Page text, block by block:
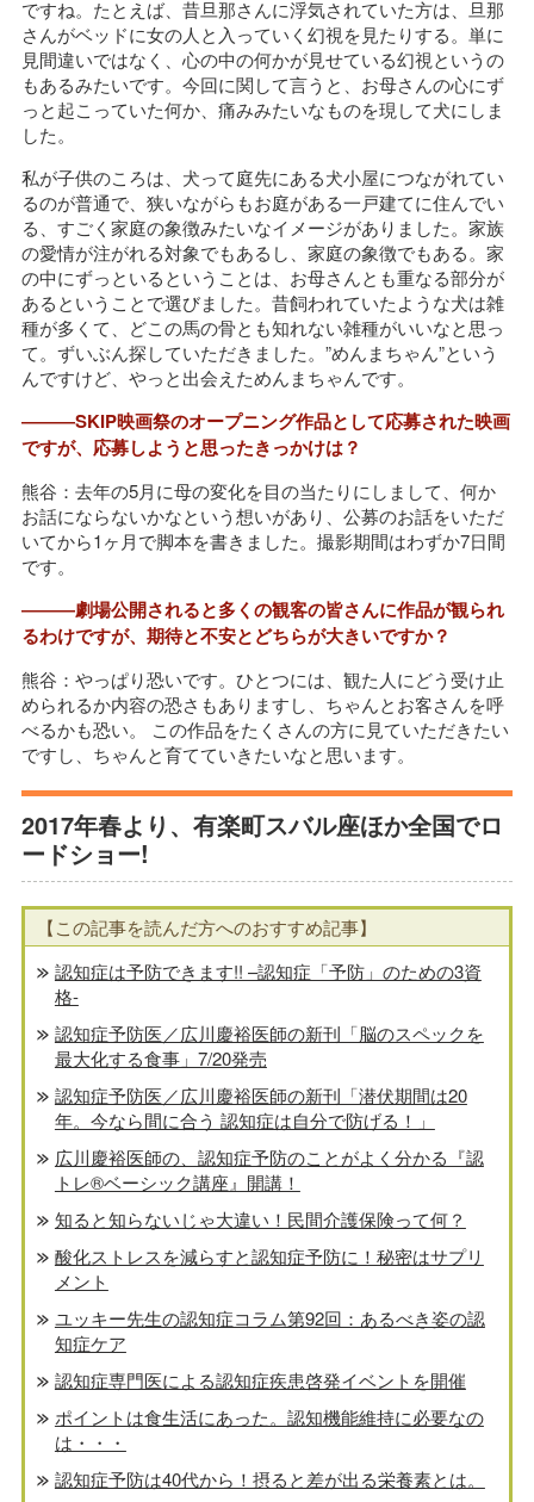
ですね。たとえば、昔旦那さんに浮気されていた方は、旦那
さんがベッドに女の人と入っていく幻視を見たりする。単に
見間違いではなく、心の中の何かが見せている幻視というの
もあるみたいです。今回に関して言うと、お母さんの心にず
っと起こっていた何か、痛みみたいなものを現して犬にしま
した。
私が子供のころは、犬って庭先にある犬小屋につながれてい
るのが普通で、狭いながらもお庭がある一戸建てに住んでい
る、すごく家庭の象徴みたいなイメージがありました。家族
の愛情が注がれる対象でもあるし、家庭の象徴でもある。家
の中にずっといるということは、お母さんとも重なる部分が
あるということで選びました。昔飼われていたような犬は雑
種が多くて、どこの馬の骨とも知れない雑種がいいなと思っ
て。ずいぶん探していただきました。”めんまちゃん”という
んですけど、やっと出会えためんまちゃんです。
―――SKIP映画祭のオープニング作品として応募された映画
ですが、応募しようと思ったきっかけは？
熊谷：去年の5月に母の変化を目の当たりにしまして、何か
お話にならないかなという想いがあり、公募のお話をいただ
いてから1ヶ月で脚本を書きました。撮影期間はわずか7日間
です。
―――劇場公開されると多くの観客の皆さんに作品が観られ
るわけですが、期待と不安とどちらが大きいですか？
熊谷：やっぱり恐いです。ひとつには、観た人にどう受け止
められるか内容の恐さもありますし、ちゃんとお客さんを呼
べるかも恐い。 この作品をたくさんの方に見ていただきたい
ですし、ちゃんと育てていきたいなと思います。
2017年春より、有楽町スバル座ほか全国でロ
ードショー!
【この記事を読んだ方へのおすすめ記事】
認知症は予防できます!! –認知症「予防」のための3資
格-
認知症予防医／広川慶裕医師の新刊「脳のスペックを
最大化する食事」7/20発売
認知症予防医／広川慶裕医師の新刊「潜伏期間は20
年。今なら間に合う 認知症は自分で防げる！」
広川慶裕医師の、認知症予防のことがよく分かる『認
トレ®️ベーシック講座』開講！
知ると知らないじゃ大違い！民間介護保険って何？
酸化ストレスを減らすと認知症予防に！秘密はサプリ
メント
ユッキー先生の認知症コラム第92回：あるべき姿の認
知症ケア
認知症専門医による認知症疾患啓発イベントを開催
ポイントは食生活にあった。認知機能維持に必要なの
は・・・
認知症予防は40代から！摂ると差が出る栄養素とは。